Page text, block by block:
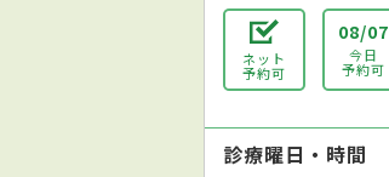
ネット
予約可
08/07
今日
予約可
診療曜日・時間